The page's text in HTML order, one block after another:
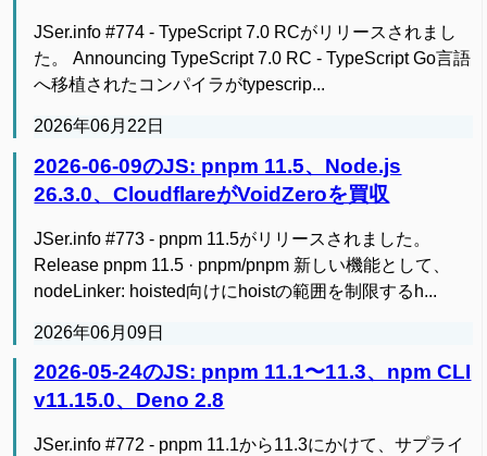
JSer.info #774 - TypeScript 7.0 RCがリリースされまし
た。 Announcing TypeScript 7.0 RC - TypeScript Go言語
へ移植されたコンパイラがtypescrip...
2026年06月22日
2026-06-09のJS: pnpm 11.5、Node.js
26.3.0、CloudflareがVoidZeroを買収
JSer.info #773 - pnpm 11.5がリリースされました。
Release pnpm 11.5 · pnpm/pnpm 新しい機能として、
nodeLinker: hoisted向けにhoistの範囲を制限するh...
2026年06月09日
2026-05-24のJS: pnpm 11.1〜11.3、npm CLI
v11.15.0、Deno 2.8
JSer.info #772 - pnpm 11.1から11.3にかけて、サプライ